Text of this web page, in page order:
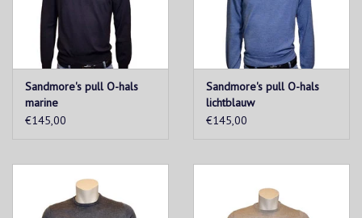
Sandmore's pull O-hals
marine
€145,00
Sandmore's pull O-hals
lichtblauw
€145,00